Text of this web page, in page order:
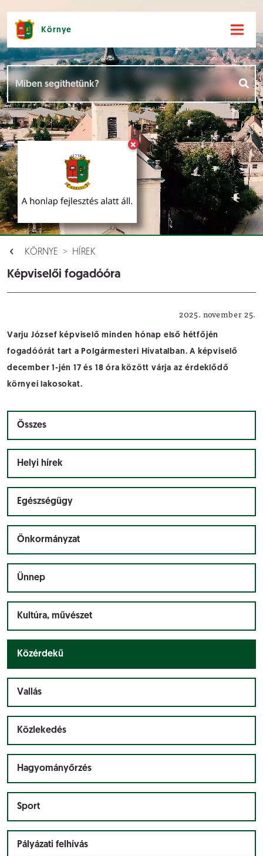
×
Környe
KÖRNYE HÍREK
Képviselői fogadóóra
2025. november 25.
Varju József képviselő minden hónap első hétfőjén
fogadóórát tart a Polgármesteri Hivatalban. A képviselő
december 1-jén 17 és 18 óra között várja az érdeklődő
környei lakosokat.
Összes
Helyi hírek
Egészségügy
Önkormányzat
Ünnep
Kultúra, művészet
Közérdekű
Vallás
Közlekedés
Hagyományőrzés
Sport
Pályázati felhívás
Hírek [
Események []
Dokumentumok []
Aloldalak [ ]